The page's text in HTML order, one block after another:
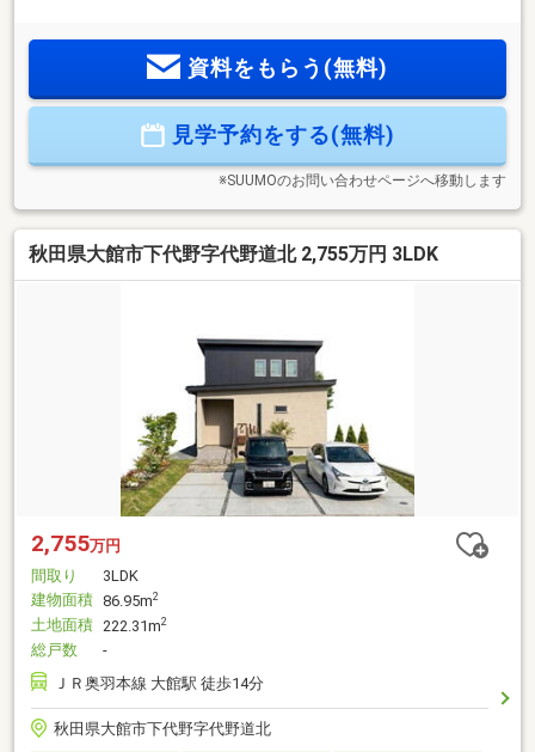
０万円・返済年数 40年・金利（当初３年固定） 1.20％
資料をもらう(無料)
見学予約をする(無料)
※SUUMOのお問い合わせページへ移動します
秋田県大館市下代野字代野道北 2,755万円 3LDK
2,755万円
間取り
3LDK
建物面積 86.95m2
土地面積 222.31m2
総戸数
-
ＪＲ奥羽本線 大館駅 徒歩14分
秋田県大館市下代野字代野道北